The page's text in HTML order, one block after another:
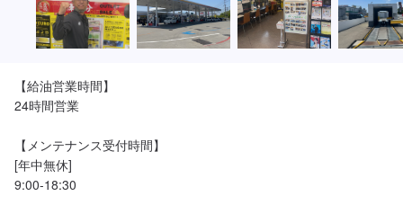
【給油営業時間】
24時間営業
【メンテナンス受付時間】
[年中無休]
9:00-18:30